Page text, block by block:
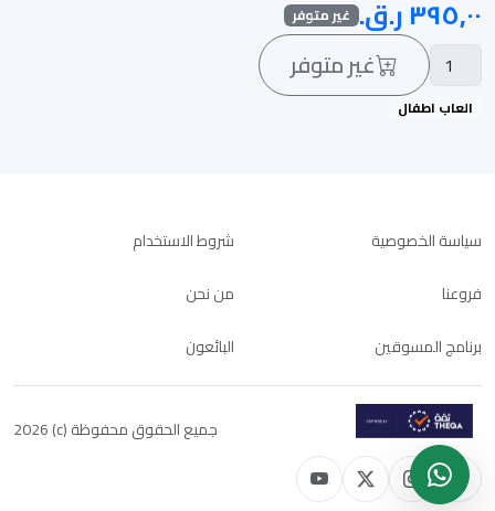
غير متوفر
غير متوفر
العاب اطفال
سياسة الخصوصية
شروط الاستخدام
فروعنا
من نحن
برنامج المسوقين
البائعون
جميع الحقوق محفوظة (c) 2026